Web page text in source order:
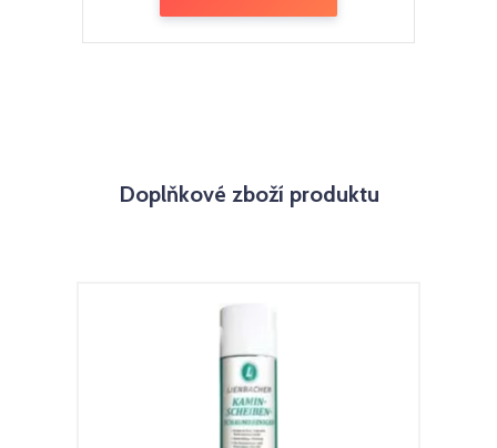
Doplňkové zboží produktu